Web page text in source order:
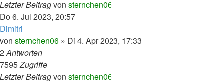
Letzter Beitragvon sternchen06
Do 6. Jul 2023, 20:57
Dimitri
von sternchen06 » Di 4. Apr 2023, 17:33
2Antworten
7595Zugriffe
Letzter Beitragvon sternchen06